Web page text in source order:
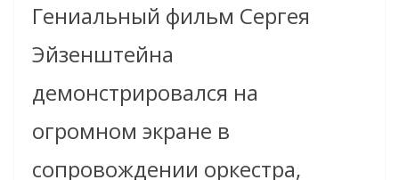
Гениальный фильм Сергея
Эйзенштейна
демонстрировался на
огромном экране в
сопровождении оркестра,